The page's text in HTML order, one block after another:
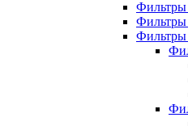
Фильтры
Фильтры
Фильтры